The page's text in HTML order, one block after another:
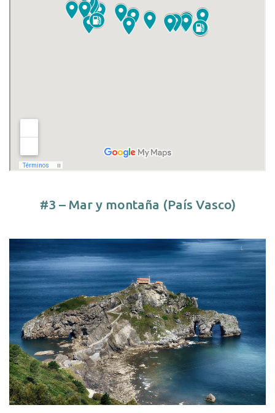
#3 – Mar y montaña (País Vasco)